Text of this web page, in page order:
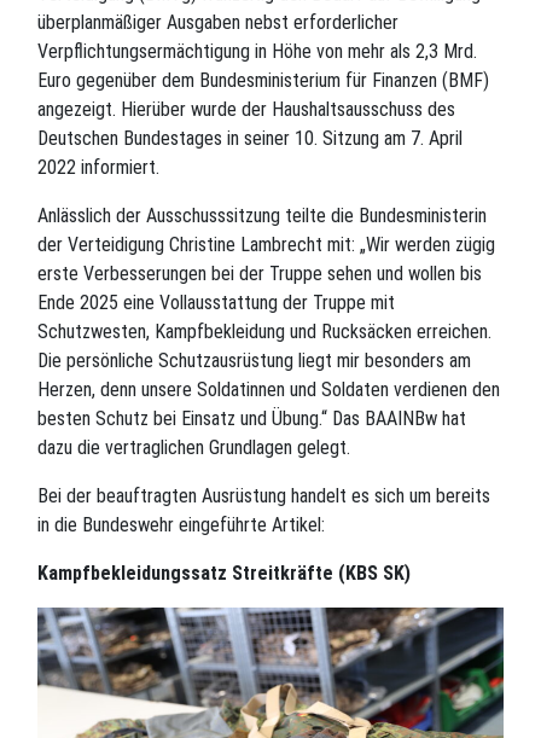
überplanmäßiger Ausgaben nebst erforderlicher
Verpflichtungsermächtigung in Höhe von mehr als 2,3 Mrd.
Euro gegenüber dem Bundesministerium für Finanzen (BMF)
angezeigt. Hierüber wurde der Haushaltsausschuss des
Deutschen Bundestages in seiner 10. Sitzung am 7. April
2022 informiert.
Anlässlich der Ausschusssitzung teilte die Bundesministerin
der Verteidigung Christine Lambrecht mit: „Wir werden zügig
erste Verbesserungen bei der Truppe sehen und wollen bis
Ende 2025 eine Vollausstattung der Truppe mit
Schutzwesten, Kampfbekleidung und Rucksäcken erreichen.
Die persönliche Schutzausrüstung liegt mir besonders am
Herzen, denn unsere Soldatinnen und Soldaten verdienen den
besten Schutz bei Einsatz und Übung.“ Das BAAINBw hat
dazu die vertraglichen Grundlagen gelegt.
Bei der beauftragten Ausrüstung handelt es sich um bereits
in die Bundeswehr eingeführte Artikel:
Kampfbekleidungssatz Streitkräfte (KBS SK)